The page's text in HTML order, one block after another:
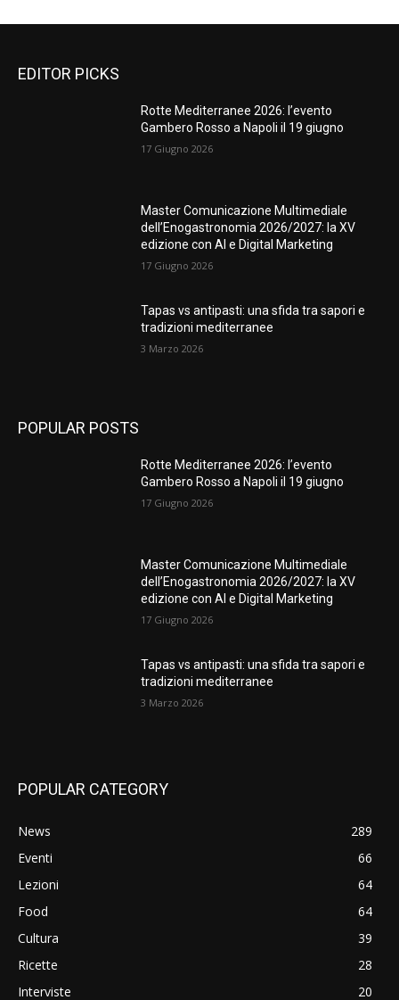
EDITOR PICKS
Rotte Mediterranee 2026: l’evento
Gambero Rosso a Napoli il 19 giugno
17 Giugno 2026
Master Comunicazione Multimediale
dell’Enogastronomia 2026/2027: la XV
edizione con AI e Digital Marketing
17 Giugno 2026
Tapas vs antipasti: una sfida tra sapori e
tradizioni mediterranee
3 Marzo 2026
POPULAR POSTS
Rotte Mediterranee 2026: l’evento
Gambero Rosso a Napoli il 19 giugno
17 Giugno 2026
Master Comunicazione Multimediale
dell’Enogastronomia 2026/2027: la XV
edizione con AI e Digital Marketing
17 Giugno 2026
Tapas vs antipasti: una sfida tra sapori e
tradizioni mediterranee
3 Marzo 2026
POPULAR CATEGORY
News
289
Eventi
66
Lezioni
64
Food
64
Cultura
39
Ricette
28
Interviste
20